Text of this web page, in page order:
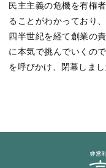
民主主義の危機を有権
ることがわかっており
四半世紀を経て創業の
に本気で挑んでいくの
を呼びかけ、閉幕しまし